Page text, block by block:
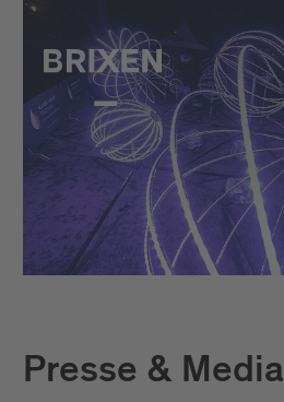
Presse & Media